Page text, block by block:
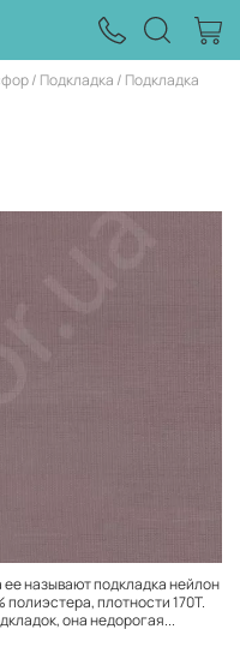
Подкладка
Подкладка
называют подкладка нейлон
плотности 170Т.
она недорогая...